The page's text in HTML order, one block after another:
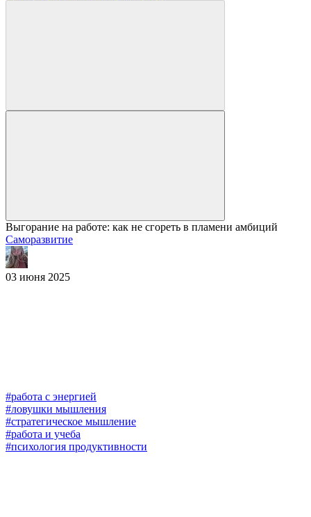
Выгорание на работе: как не сгореть в пламени амбиций
Саморазвитие
03 июня 2025
#работа с энергией
#ловушки мышления
#стратегическое мышление
#работа и учеба
#психология продуктивности